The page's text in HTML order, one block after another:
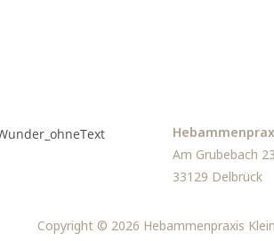
Am Grubebach
33129 Delbrück
Copyright © 2026 Hebammenpraxis